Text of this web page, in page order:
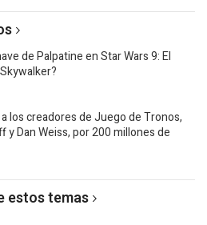
de Palpatine en Star Wars 9: El
los creadores de Juego de Tronos,
y Dan Weiss, por 200 millones de
estos temas